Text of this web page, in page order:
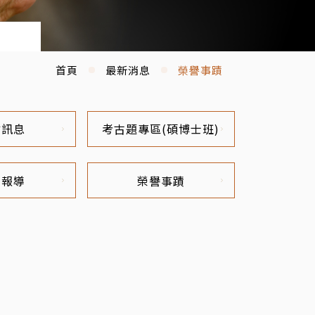
首頁 最新消息 榮譽事蹟
息 考古題專區(碩博士班)
導 榮譽事蹟